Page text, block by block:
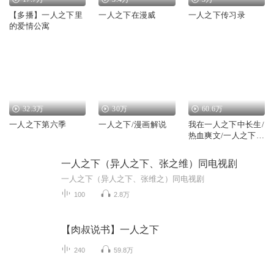
【多播】一人之下里
的爱情公寓
一人之下在漫威 一人之下传习录
32.3万
一人之下第六季
30万
一人之下/漫画解说
60.6万
我在一人之下中长生/
热血爽文/一人之下同
【VIP免费】
一人之下（异人之下、张之维）同电视剧
一人之下（异人之下、张维之）同电视剧
100 2.8万
【肉叔说书】一人之下
240 59.8万